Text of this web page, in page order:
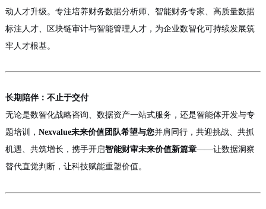
动人才升级。专注培养财务数据分析师、智能财务专家、高质量数据
标注人才、区块链审计与智能管理人才，为企业数智化可持续发展筑
牢人才根基。
长期陪伴：不止于交付
无论是数智化战略咨询、数据资产一站式服务，还是智能体开发与专
题培训
， Nexvalue未来价值团队希望与您并肩同行，共迎挑战、共抓
机遇、共筑增长，携手开启智能财审未来价值新篇章——让数据洞察
替代直觉判断，让科技赋能重塑价值 。